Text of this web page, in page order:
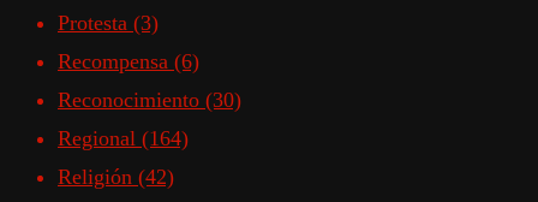
Protesta (3)
Recompensa (6)
Reconocimiento (30)
Regional (164)
Religión (42)